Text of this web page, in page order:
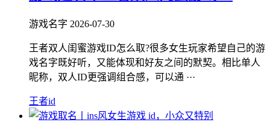
游戏名字 2026-07-30
王者双人闺蜜游戏ID怎么取?很多女生玩家希望自己的游
戏名字既好听，又能体现和好友之间的默契。相比单人
昵称，双人ID更强调组合感，可以通 ···
王者id